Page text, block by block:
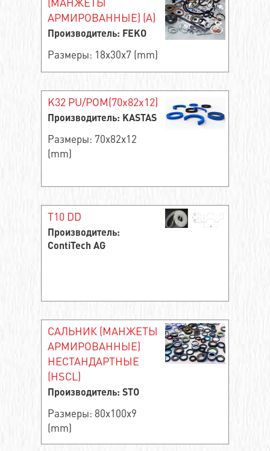
АРМИРОВАННЫЕ) (A)
Производитель: FEKO
Размеры: 18x30x7 (mm)
K32 PU/POM(70x82x12)
Производитель: KASTAS
Размеры: 70x82x12
(mm)
T10 DD
Производитель:
ContiTech AG
САЛЬНИК (МАНЖЕТЫ
АРМИРОВАННЫЕ)
НЕСТАНДАРТНЫЕ
(HSCL)
Производитель: STO
Размеры: 80x100x9
(mm)